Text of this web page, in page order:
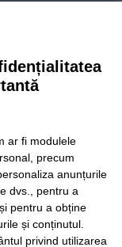
la Opera din
scoasă la
al Lugojului.
european
ar fi modulele
precum
anunțurile
dvs., pentru a
pentru a obține
și conținutul.
privind utilizarea